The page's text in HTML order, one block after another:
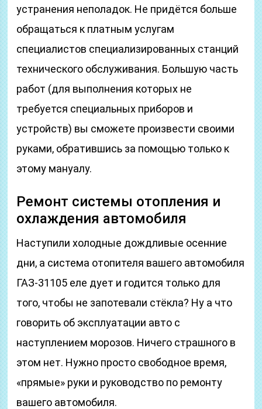
устранения неполадок. Не придётся больше
обращаться к платным услугам
специалистов специализированных станций
технического обслуживания. Большую часть
работ (для выполнения которых не
требуется специальных приборов и
устройств) вы сможете произвести своими
руками, обратившись за помощью только к
этому мануалу.
Ремонт системы отопления и
охлаждения автомобиля
Наступили холодные дождливые осенние
дни, а система отопителя вашего автомобиля
ГАЗ-31105 еле дует и годится только для
того, чтобы не запотевали стёкла? Ну а что
говорить об эксплуатации авто с
наступлением морозов. Ничего страшного в
этом нет. Нужно просто свободное время,
«прямые» руки и руководство по ремонту
вашего автомобиля.